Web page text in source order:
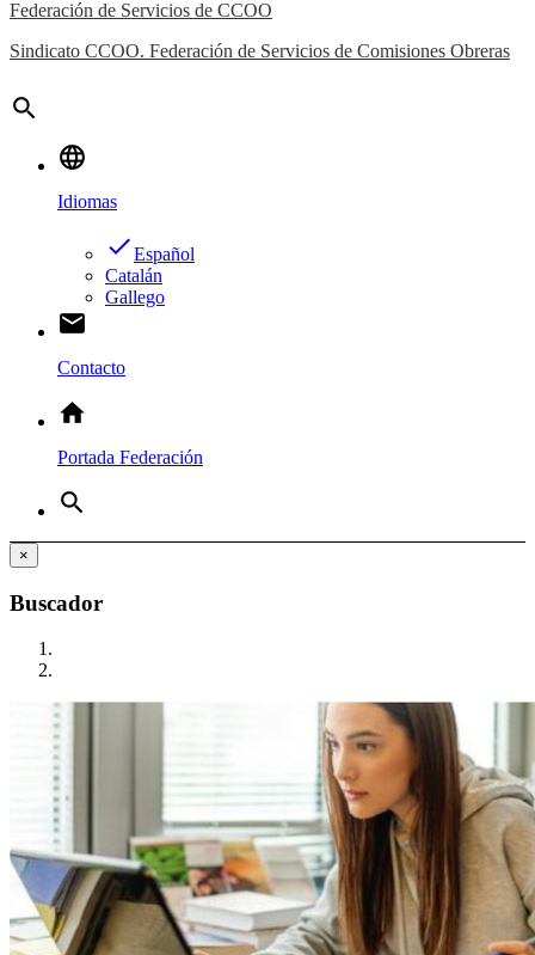
Federación de Servicios de CCOO
Sindicato CCOO. Federación de Servicios de Comisiones Obreras
search
language
Idiomas
doneEspañol
Catalán
Gallego
email
Contacto
home
Portada Federación
search
×
Buscador